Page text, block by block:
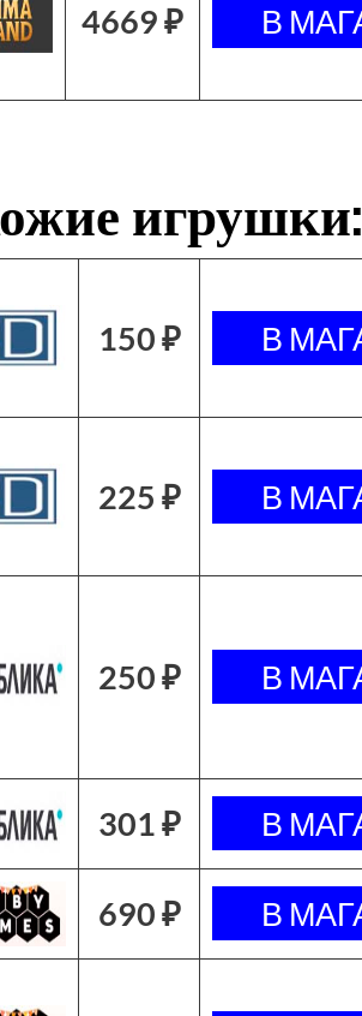
4669 ₽
игрушки:
150 ₽
225 ₽
250 ₽
301 ₽
690 ₽